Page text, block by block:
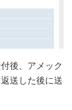
後、アメック
送した後に送